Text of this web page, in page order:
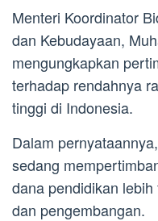
Menteri Koordinator
dan Kebudayaan,
mengungkapkan
terhadap rendahnya
tinggi di Indonesia.
Dalam
sedang
dana pendidikan
dan pengembangan.